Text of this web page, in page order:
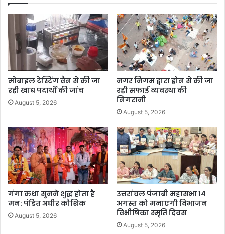
मोबाइल टेस्टिंग वैन से की जा
रही खाद्य पदार्थों की जांच
August 5, 2026
नगर निगम द्वारा ड्रोन से की जा
रही सफाई व्यवस्था की
निगरानी
August 5, 2026
गंगा कथा सुनने शुद्ध होता है
मन: पंडित अधीर कौशिक
August 5, 2026
उत्तरांचल पंजाबी महासभा 14
अगस्त को मनाएगी विभाजन
विभीषिका स्मृति दिवस
August 5, 2026